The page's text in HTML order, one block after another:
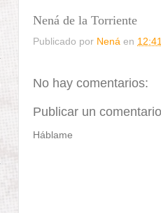
Nená de la Torriente
Publicado por Nená en 12:41
No hay comentarios:
Publicar un comentario
Háblame